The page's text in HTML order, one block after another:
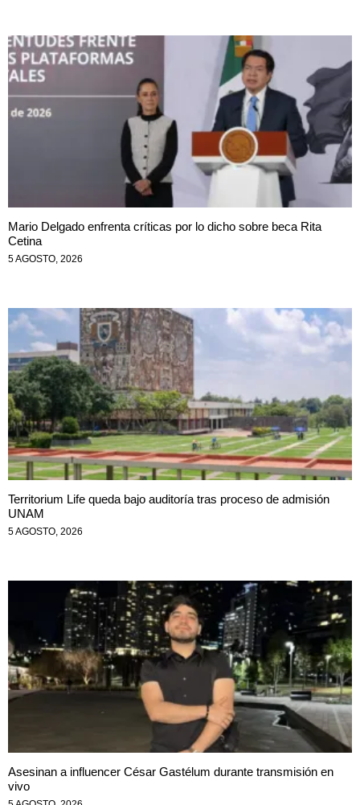
Mario Delgado enfrenta críticas por lo dicho sobre beca Rita
Cetina
5 AGOSTO, 2026
Territorium Life queda bajo auditoría tras proceso de admisión
UNAM
5 AGOSTO, 2026
Asesinan a influencer César Gastélum durante transmisión en
vivo